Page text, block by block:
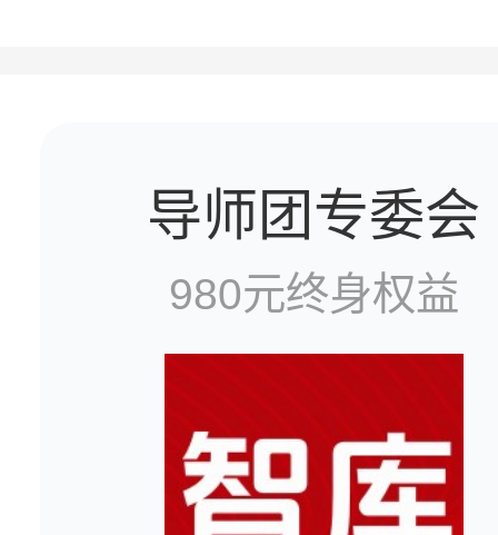
2025
导师
年度
导师团专委会
980元终身权益